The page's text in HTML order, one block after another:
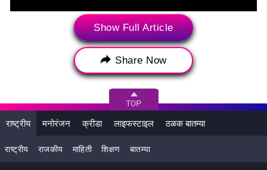
Show Full Article
Share Now
राष्ट्रीय मनोरंजन क्रीडा लाइफस्टाइल ठळक बातम्या
राष्ट्रीय राजकीय माहिती शिक्षण बातम्या